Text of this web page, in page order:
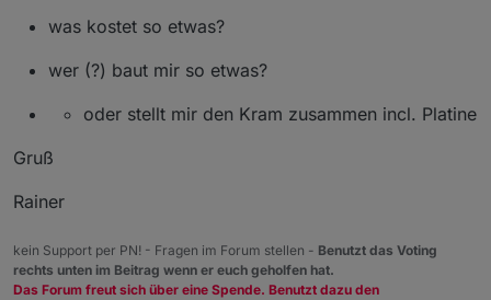
was kostet so etwas?
wer (?) baut mir so etwas?
oder stellt mir den Kram zusammen incl. Platine
Gruß
Rainer
kein Support per PN! - Fragen im Forum stellen - Benutzt das Voting
rechts unten im Beitrag wenn er euch geholfen hat.
Das Forum freut sich über eine Spende. Benutzt dazu den